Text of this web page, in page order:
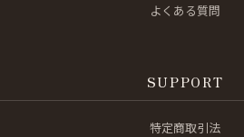
よくある質問
SUPPORT
特定商取引法